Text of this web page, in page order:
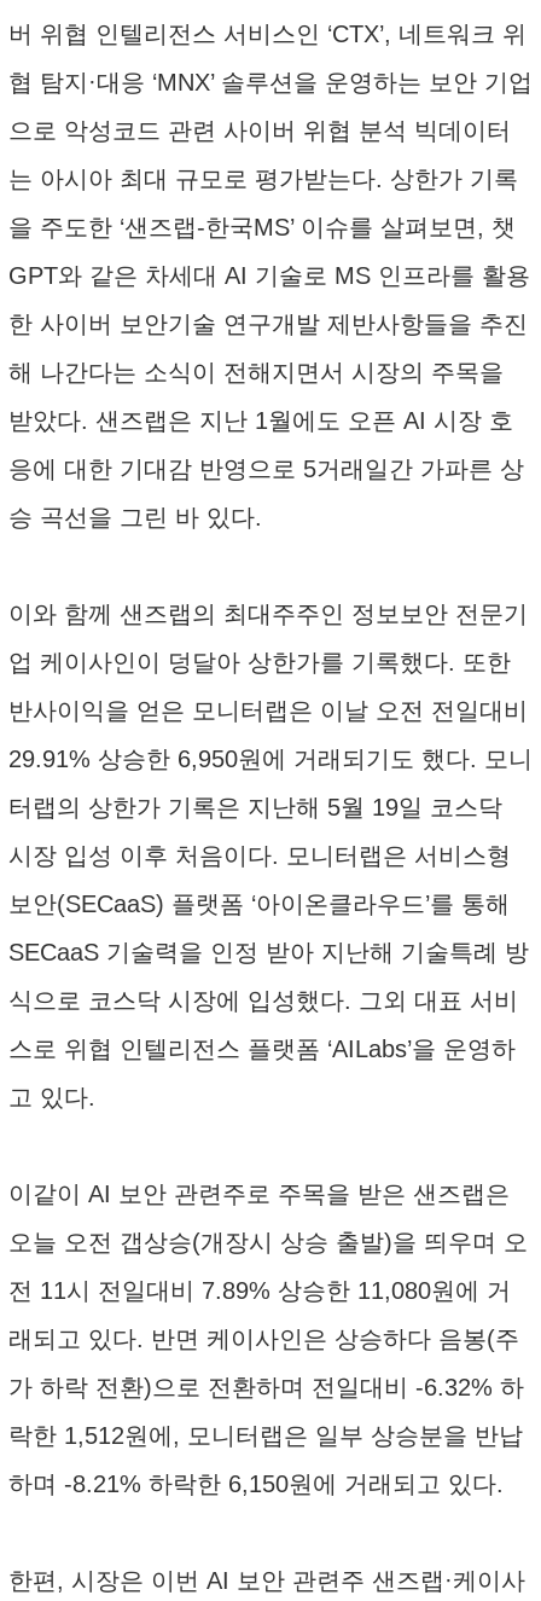
버 위협 인텔리전스 서비스인 ‘CTX’, 네트워크 위
협 탐지·대응 ‘MNX’ 솔루션을 운영하는 보안 기업
으로 악성코드 관련 사이버 위협 분석 빅데이터
는 아시아 최대 규모로 평가받는다. 상한가 기록
을 주도한 ‘샌즈랩-한국MS’ 이슈를 살펴보면, 챗
GPT와 같은 차세대 AI 기술로 MS 인프라를 활용
한 사이버 보안기술 연구개발 제반사항들을 추진
해 나간다는 소식이 전해지면서 시장의 주목을
받았다. 샌즈랩은 지난 1월에도 오픈 AI 시장 호
응에 대한 기대감 반영으로 5거래일간 가파른 상
승 곡선을 그린 바 있다.
이와 함께 샌즈랩의 최대주주인 정보보안 전문기
업 케이사인이 덩달아 상한가를 기록했다. 또한
반사이익을 얻은 모니터랩은 이날 오전 전일대비
29.91% 상승한 6,950원에 거래되기도 했다. 모니
터랩의 상한가 기록은 지난해 5월 19일 코스닥
시장 입성 이후 처음이다. 모니터랩은 서비스형
보안(SECaaS) 플랫폼 ‘아이온클라우드’를 통해
SECaaS 기술력을 인정 받아 지난해 기술특례 방
식으로 코스닥 시장에 입성했다. 그외 대표 서비
스로 위협 인텔리전스 플랫폼 ‘AILabs’을 운영하
고 있다.
이같이 AI 보안 관련주로 주목을 받은 샌즈랩은
오늘 오전 갭상승(개장시 상승 출발)을 띄우며 오
전 11시 전일대비 7.89% 상승한 11,080원에 거
래되고 있다. 반면 케이사인은 상승하다 음봉(주
가 하락 전환)으로 전환하며 전일대비 -6.32% 하
락한 1,512원에, 모니터랩은 일부 상승분을 반납
하며 -8.21% 하락한 6,150원에 거래되고 있다.
한편, 시장은 이번 AI 보안 관련주 샌즈랩·케이사